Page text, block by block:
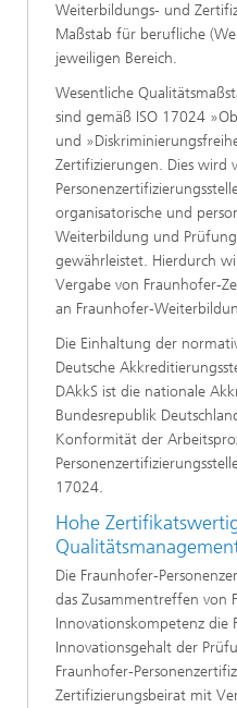
Weiterbildungs- und
Maßstab für berufliche
jeweiligen Bereich.
Wesentliche
sind gemäß ISO 17024
und
Zertifizierungen. Dies wird
organisatorische und
Weiterbildung und
gewährleistet. Hierdurch
Vergabe von Fraunhofer-
an Fraunhofer-
Die Einhaltung der
Deutsche
DAkkS ist die nationale
Bundesrepublik
Konformität der
17024.
Hohe
Die Fraunhofer-
das Zusammentreffen von
Innovationskompetenz die
Innovationsgehalt der
Fraunhofer-
Zertifizierungsbeirat mit